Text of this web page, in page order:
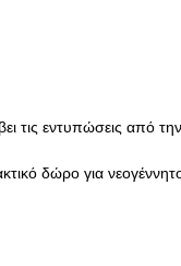
τις εντυπώσεις από
δώρο για